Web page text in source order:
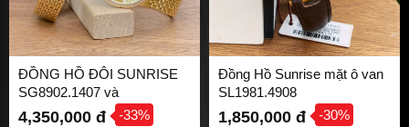
ĐỒNG HỒ ĐÔI SUNRISE
SG8902.1407 và
SL8902.1407
4,350,000 đ -33%
Đồng Hồ Sunrise mặt ô van
SL1981.4908
1,850,000 đ -30%